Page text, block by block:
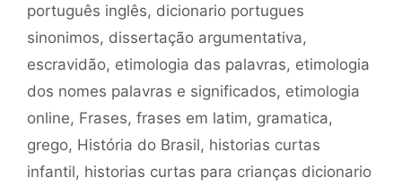
português inglês, dicionario portugues
sinonimos, dissertação argumentativa,
escravidão, etimologia das palavras, etimologia
dos nomes palavras e significados, etimologia
online, Frases, frases em latim, gramatica,
grego, História do Brasil, historias curtas
infantil, historias curtas para crianças dicionario